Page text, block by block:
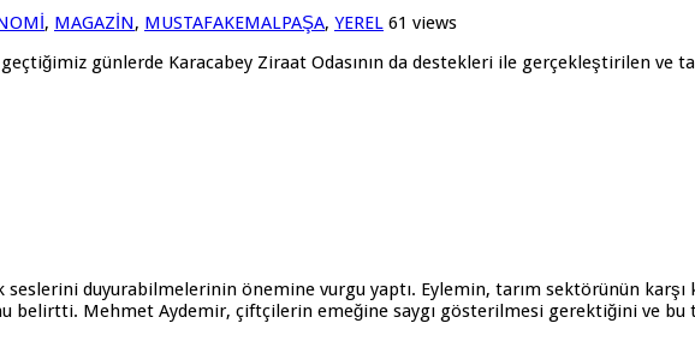
, MAGAZİN, MUSTAFAKEMALPAŞA, YEREL 61 views
günlerde Karacabey Ziraat Odasının da destekleri ile gerçekleştirilen
duyurabilmelerinin önemine vurgu yaptı. Eylemin, tarım sektörünün
belirtti. Mehmet Aydemir, çiftçilerin emeğine saygı gösterilmesi gerektiğini ve